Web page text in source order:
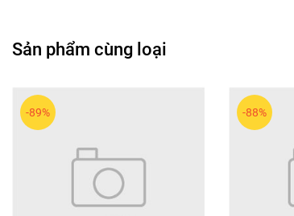
Sản phẩm cùng loại
-89% -88%